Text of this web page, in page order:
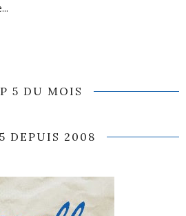
5 DU MOIS
DEPUIS 2008